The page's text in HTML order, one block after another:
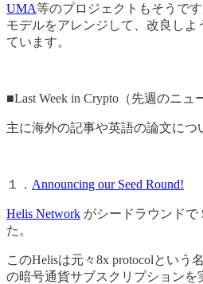
UMA等のプロジェクトもそうで
モデルをアレンジして、改良しよ
ています。
■Last Week in Crypto（先週のニュ
主に海外の記事や英語の論文につ
１． Announcing our Seed Round!
Helis Network がシードラウンドで
た。
このHelisは元々8x protocolという
の暗号通貨サブスクリプションを